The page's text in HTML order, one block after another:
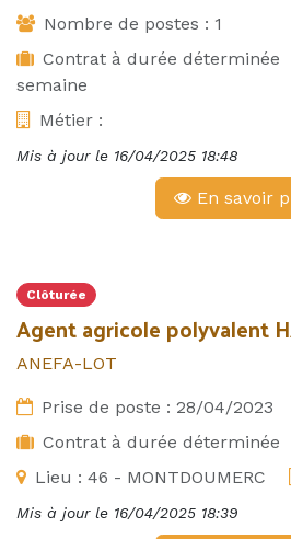
Nombre de postes : 1
Contrat à durée déterminée
semaine
Métier :
Mis à jour le 16/04/2025 18:48
En savoir
Clôturée
Agent agricole polyvalent
ANEFA-LOT
Prise de poste : 28/04/2023
Contrat à durée déterminée
Lieu : 46 - MONTDOUMERC
Mis à jour le 16/04/2025 18:39